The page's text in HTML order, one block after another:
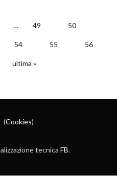
… 49 50
54 55 56
ultima »
(Cookies)
tecnica FB.